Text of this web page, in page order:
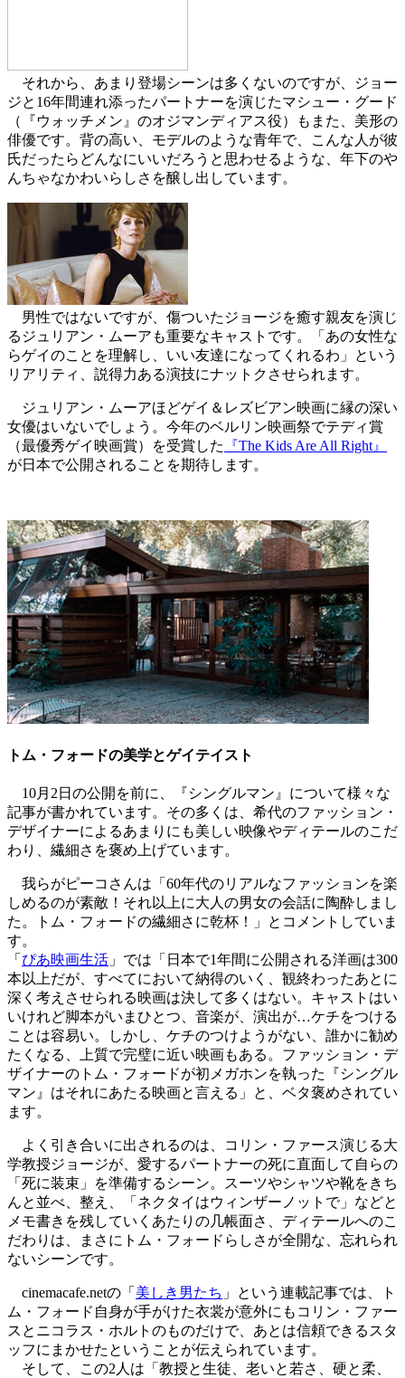
それから、あまり登場シーンは多くないのですが、ジョー
ジと 16年間連れ添ったパートナーを演じたマシュー・グード
（『ウォッチメン』のオジマンディアス役）もまた、美形の
俳優です。背の高い、モデルのような青年で、こんな人が彼
氏だったらどんなにいいだろうと思わせるような、年下のや
んちゃなかわいらしさを醸し出しています。
男性ではないですが、傷ついたジョージを癒す親友を演じ
るジュリアン・ムーアも重要なキャストです。「あの女性な
らゲイのことを理解し、いい友達になってくれるわ」という
リアリティ、説得力ある演技にナットクさせられます。
ジュリアン・ムーアほどゲイ＆レズビアン映画に縁の深い
女優はいないでしょう。今年のベルリン映画祭でテディ賞
（最優秀ゲイ映画賞）を受賞した
『The Kids Are All Right 』
が日本で公開されることを期待します。
トム・フォードの美学とゲイテイスト
10月 2 日の公開を前に、『シングルマン』について様々な
記事が書かれています。その多くは、希代のファッション・
デザイナーによるあまりにも美しい映像やディテールのこだ
わり、繊細さを褒め上げています。
我らがピーコさんは「 60年代のリアルなファッションを楽
しめるのが素敵！それ以上に大人の男女の会話に陶酔しまし
た。トム・フォードの繊細さに乾杯！」とコメントしていま
す。
「 ぴあ映画生活 」では「日本で1年間に公開される洋画は300
本以上だが、すべてにおいて納得のいく、観終わったあとに
深く考えさせられる映画は決して多くはない。キャストはい
いけれど脚本がいまひとつ、音楽が、演出が…ケチをつける
ことは容易い。しかし、ケチのつけようがない、誰かに勧め
たくなる、上質で完璧に近い映画もある。ファッション・デ
ザイナーのトム・フォードが初メガホンを執った『シングル
マン』はそれにあたる映画と言える」と、ベタ褒めされてい
ます。
よく引き合いに出されるのは、コリン・ファース演じる大
学教授ジョージが、愛するパートナーの死に直面して自らの
「死に装束」を準備するシーン。スーツやシャツや靴をきち
んと並べ、整え、「ネクタイはウィンザーノットで」などと
メモ書きを残していくあたりの几帳面さ、ディテールへのこ
だわりは、まさにトム・フォードらしさが全開な、忘れられ
ないシーンです。
cinemacafe.netの「 美しき男たち 」という連載記事では、ト
ム・フォード自身が手がけた衣裳が意外にもコリン・ファー
スとニコラス・ホルトのものだけで、あとは信頼できるスタ
ッフにまかせたということが伝えられています。
そして、この2 人は「教授と生徒、老いと若さ、硬と柔、